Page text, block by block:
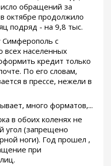
обращений за
октябре продолжило
подряд - на 9,8 тыс.
Симферополь с
всех населенных
кредит только
По его словам,
в прессе, нежели в
много форматов,...
в обоих коленях не
угол (запрещено
ноги). Год прошел ,
при